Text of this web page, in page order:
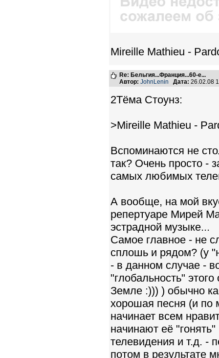
Mireille Mathieu -
Re: Бельгия...Франция...60-е...
Автор: JohnLenin Дата: 26.02.08
2Тёма Стоунз:
>Mireille Mathieu -
Вспоминаются не
так? Очень просто -
самых любимых
А вообще, на мой
репертуаре Мирей
эстрадной музыке...
Самое главное - не
сплошь и рядом? (у
- в данном случае -
"глобальность"
Земле :))) ) обычно
хорошая песня (и по
начинает всем
начинают её
телевидения и т.д. -
потом в результате